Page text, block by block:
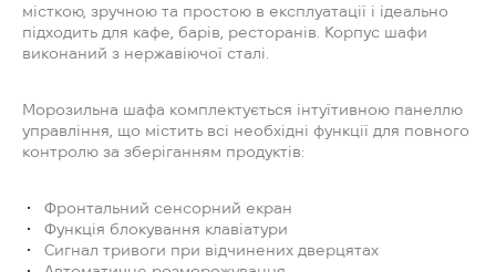
місткою, зручною та простою в експлуатації і ідеально
підходить для кафе, барів, ресторанів. Корпус шафи
виконаний з нержавіючої сталі.
Морозильна шафа комплектується інтуїтивною панеллю
управління, що містить всі необхідні функції для повного
контролю за зберіганням продуктів:
Фронтальний сенсорний екран
Функція блокування клавіатури
Сигнал тривоги при відчинених дверцятах